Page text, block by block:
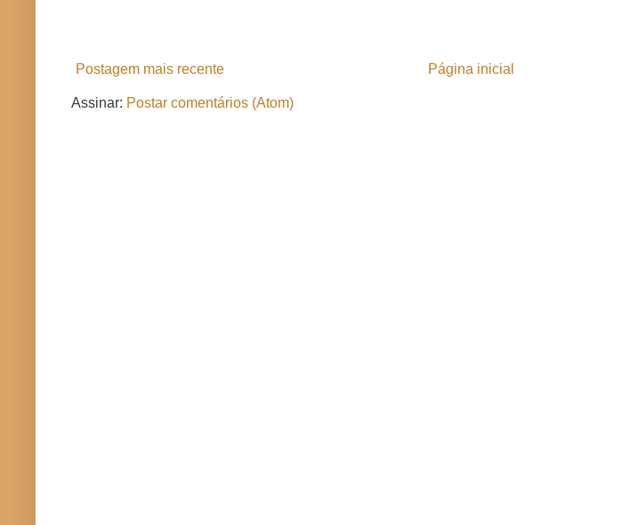
Postagem mais recente Página inicial
Assinar: Postar comentários (Atom)